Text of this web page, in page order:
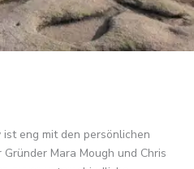
eng mit den persönlichen
Mara Mough und Chris